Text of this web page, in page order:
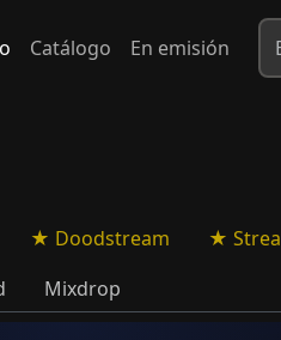
Catálogo En emisión
Doodstream
Mixdrop